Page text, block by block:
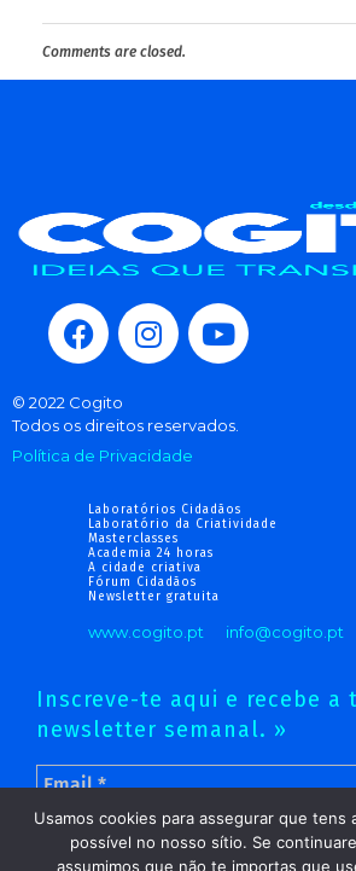
Comments are closed.
© 2022 Cogito
Todos os direitos reservados.
Política de Privacidade
Laboratórios Cidadãos
Laboratório da Criatividade
Masterclasses
Academia 24 horas
A cidade criativa
Fórum Cidadãos
Newsletter gratuita
www.cogito.pt info@cogito.pt
Inscreve-te aqui e recebe a
newsletter semanal. »
Usamos cookies para assegurar que tens
possível no nosso sítio. Se
assumimos que não te importas que